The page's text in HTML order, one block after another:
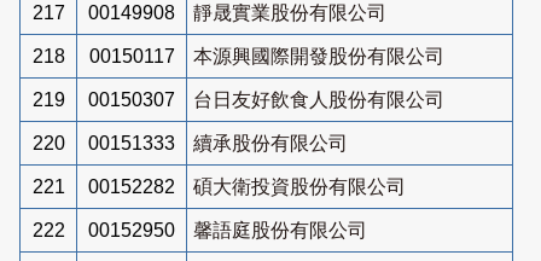
217 00149908 靜晟實業股份有限公司
218 00150117 本源興國際開發股份有限公司
219 00150307 台日友好飲食人股份有限公司
220 00151333 續承股份有限公司
221 00152282 碩大衛投資股份有限公司
222 00152950 馨語庭股份有限公司